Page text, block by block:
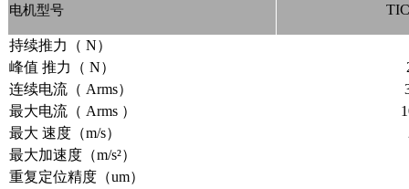
电机型号
持续推力（ N）
峰值 推力（ N）
连续电流（ Arms）
最大电流（ Arms ）
最大 速度（m/s）
最大加速度（m/s²）
重复定位精度（um）